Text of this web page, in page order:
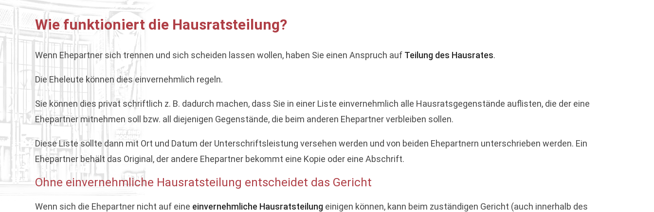
Wie funktioniert die Hausratsteilung?
Wenn Ehepartner sich trennen und sich scheiden lassen wollen, haben Sie einen Anspruch auf Teilung des Hausrates.
Die Eheleute können dies einvernehmlich regeln.
Sie können dies privat schriftlich z. B. dadurch machen, dass Sie in einer Liste einvernehmlich alle Hausratsgegenstände auflisten, die der eine
Ehepartner mitnehmen soll bzw. all diejenigen Gegenstände, die beim anderen Ehepartner verbleiben sollen.
Diese Liste sollte dann mit Ort und Datum der Unterschriftsleistung versehen werden und von beiden Ehepartnern unterschrieben werden. Ein
Ehepartner behält das Original, der andere Ehepartner bekommt eine Kopie oder eine Abschrift.
Ohne einvernehmliche Hausratsteilung entscheidet das Gericht
Wenn sich die Ehepartner nicht auf eine einvernehmliche Hausratsteilung einigen können, kann beim zuständigen Gericht (auch innerhalb des